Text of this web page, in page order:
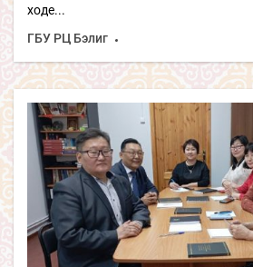
ходе...
ГБУ РЦ Бэлиг